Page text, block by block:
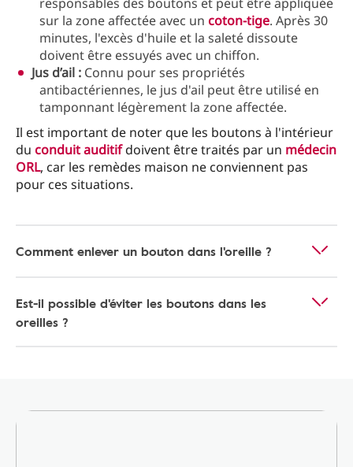
sur la zone affectée avec un coton-tige. Après 30
minutes, l'excès d'huile et la saleté dissoute
doivent être essuyés avec un chiffon.
Jus d’ail : Connu pour ses propriétés
antibactériennes, le jus d'ail peut être utilisé en
tamponnant légèrement la zone affectée.
Il est important de noter que les boutons à l'intérieur
du conduit auditifdoivent être traités par un médecin
ORL, car les remèdes maison ne conviennent pas
pour ces situations.
Comment enlever un bouton dans l'oreille ?
Est-il possible d'éviter les boutons dans les
oreilles ?